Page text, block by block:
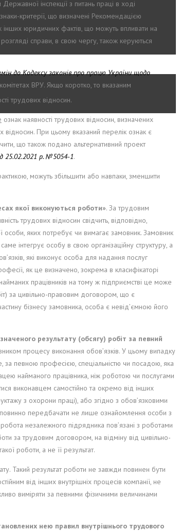
інспекції з питань праці в ході
критерії, що визначені Рекомендацією
інших юридичних фактів, що можуть впливати на
справи, в свою чергу, також керуються
до Кодексу законів про працю України щодо
ВРУ. Якщо коротко, то вказаним
трудових відносин.
ознак наявності трудових відносин, визначених
При цьому вказаний перелік ознак є
що також подано альтернативний проект
25.02.2021 р. №5054-1.
можуть збільшити або навпаки, зменшити
якої виконуються роботи». За трудовим
трудових відносин свідчить, відповідно,
особи, яких потребує чи вимагає замовник. Замовник
інтегрує особу в свою організаційну структуру, а
які виконує особа для надання послуг
як це визначено, зокрема в класифікаторі
працівників на тому ж підприємстві це може
за цивільно-правовим договором, що є
бізнесу замовника, особа є невід’ємною його
результату (обсягу) робіт за певний
процесу виконання обов’язків. У цьому випадку
за певною професією, спеціальністю чи посадою, яка
найманого працівника, ніж роботою чи послугами
виконавцем самостійно та окремо від інших
з охорони праці), або згідно з обов’язковими
повинно передбачати не лише ознайомлення особи з
незалежного підрядника пов’язані з роботами
за трудовим договором, на відміну від цивільно-
роботи, а не її результат.
Такий результат роботи не завжди повинен бути
від інших внутрішніх процесів компанії, не
виміряти за певними фізичними величинами
нею правил внутрішнього трудового